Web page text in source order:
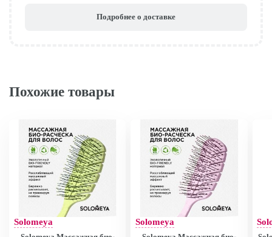
Подробнее о доставке
Похожие товары
Solomeya Solomeya